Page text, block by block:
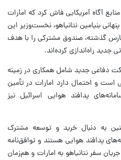
آگاه آمریکایی فاش کرد که امارات
بنیامین نتانیاهو، نخست‌وزیر این
به شهر العین امارات در ۲۶ مارس گذشته، صندوق مشترکی را با هدف
جدید راه‌اندازی کرده‌اند.
دفاعی جدید شامل همکاری در زمینه
است و احتمال دارد امارات در تأمین
پدافند هوایی اسرائیل نیز
به دنبال خرید و توسعه مشترک
پدافند هوایی هستند و توافق‌نامه
سفر نتانیاهو به امارات و هم‌زمان